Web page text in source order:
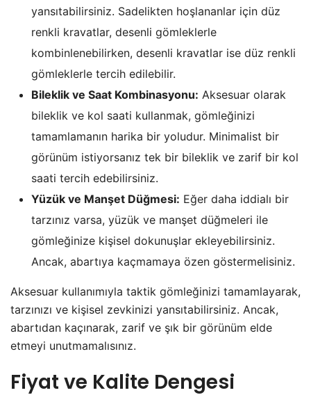
yansıtabilirsiniz. Sadelikten hoşlananlar için düz
renkli kravatlar, desenli gömleklerle
kombinlenebilirken, desenli kravatlar ise düz renkli
gömleklerle tercih edilebilir.
Bileklik ve Saat Kombinasyonu: Aksesuar olarak
bileklik ve kol saati kullanmak, gömleğinizi
tamamlamanın harika bir yoludur. Minimalist bir
görünüm istiyorsanız tek bir bileklik ve zarif bir kol
saati tercih edebilirsiniz.
Yüzük ve Manşet Düğmesi: Eğer daha iddialı bir
tarzınız varsa, yüzük ve manşet düğmeleri ile
gömleğinize kişisel dokunuşlar ekleyebilirsiniz.
Ancak, abartıya kaçmamaya özen göstermelisiniz.
Aksesuar kullanımıyla taktik gömleğinizi tamamlayarak,
tarzınızı ve kişisel zevkinizi yansıtabilirsiniz. Ancak,
abartıdan kaçınarak, zarif ve şık bir görünüm elde
etmeyi unutmamalısınız.
Fiyat ve Kalite Dengesi